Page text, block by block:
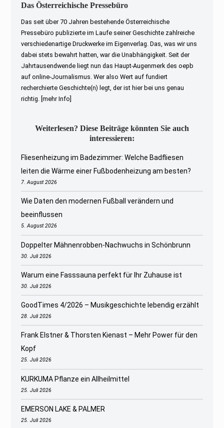
Das Österreichische Pressebüro
Das seit über 70 Jahren bestehende Österreichische
Pressebüro publizierte im Laufe seiner Geschichte zahlreiche
verschiedenartige Druckwerke im Eigenverlag. Das, was wir uns
dabei stets bewahrt hatten, war die Unabhängigkeit. Seit der
Jahrtausendwende liegt nun das Haupt-Augenmerk des oepb
auf online-Journalismus. Wer also Wert auf fundiert
recherchierte Geschichte(n) legt, der ist hier bei uns genau
richtig.
[mehr Info]
Weiterlesen? Diese Beiträge könnten Sie auch
interessieren:
Fliesenheizung im Badezimmer: Welche Badfliesen
leiten die Wärme einer Fußbodenheizung am besten?
7. August 2026
Wie Daten den modernen Fußball verändern und
beeinflussen
5. August 2026
Doppelter Mähnenrobben-Nachwuchs in Schönbrunn
30. Juli 2026
Warum eine Fasssauna perfekt für Ihr Zuhause ist
30. Juli 2026
GoodTimes 4/2026 – Musikgeschichte lebendig erzählt
28. Juli 2026
Frank Elstner & Thorsten Kienast – Mehr Power für den
Kopf
25. Juli 2026
KURKUMA Pflanze ein Allheilmittel
25. Juli 2026
EMERSON LAKE & PALMER
25. Juli 2026